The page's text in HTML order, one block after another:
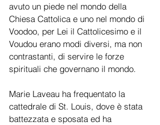
avuto un piede nel mondo della
Chiesa Cattolica e uno nel mondo di
Voodoo, per Lei il Cattolicesimo e il
Voudou erano modi diversi, ma non
contrastanti, di servire le forze
spirituali che governano il mondo.
Marie Laveau ha frequentato la
cattedrale di St. Louis, dove è stata
battezzata e sposata ed ha